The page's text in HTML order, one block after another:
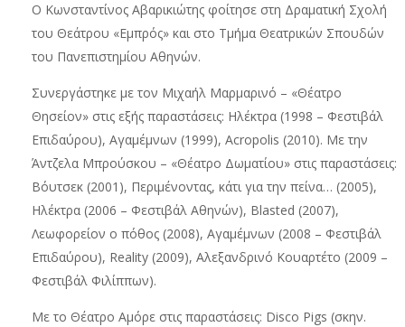
Ο Κωνσταντίνος Αβαρικιώτης φοίτησε στη Δραματική Σχολή
του Θεάτρου «Εμπρός» και στο Τμήμα Θεατρικών Σπουδών
του Πανεπιστημίου Αθηνών.
Συνεργάστηκε με τον Μιχαήλ Μαρμαρινό – «Θέατρο
Θησείον» στις εξής παραστάσεις: Ηλέκτρα (1998 – Φεστιβάλ
Επιδαύρου), Αγαμέμνων (1999), Acropolis (2010). Με την
Άντζελα Μπρούσκου – «Θέατρο Δωματίου» στις παραστάσεις:
Βόυτσεκ (2001), Περιμένοντας, κάτι για την πείνα… (2005),
Ηλέκτρα (2006 – Φεστιβάλ Αθηνών), Blasted (2007),
Λεωφορείον ο πόθος (2008), Αγαμέμνων (2008 – Φεστιβάλ
Επιδαύρου), Reality (2009), Αλεξανδρινό Κουαρτέτο (2009 –
Φεστιβάλ Φιλίππων).
Με το Θέατρο Αμόρε στις παραστάσεις: Disco Pigs (σκην.